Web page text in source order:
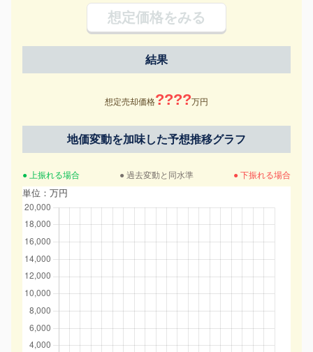
想定価格をみる
結果
想定売却価格????万円
地価変動を加味した予想推移グラフ
● 上振れる場合 ● 過去変動と同水準 ● 下振れる場合
単位：万円